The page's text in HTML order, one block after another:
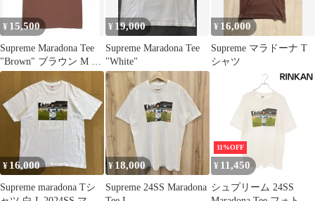
¥ 15,500
Supreme Maradona Tee
"Brown" ブラウン M 新
品
¥ 19,000
Supreme Maradona Tee
"White"
¥ 16,000
Supreme マラドーナ T
シャツ
¥ 16,000
Supreme maradona Tシ
¥ 18,000
Supreme 24SS Maradona
11%OFF
¥ 11,450
シュプリーム 24SS